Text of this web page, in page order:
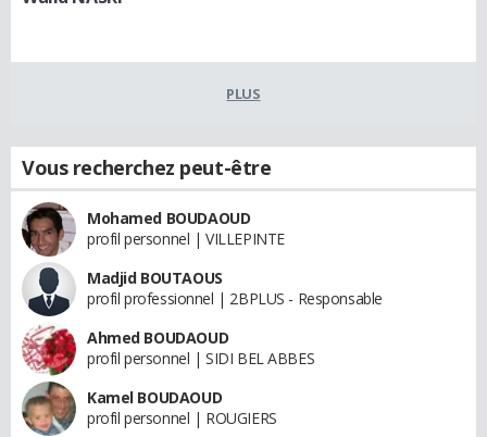
PLUS
Vous recherchez peut-être
Mohamed BOUDAOUD
profil personnel | VILLEPINTE
Madjid BOUTAOUS
profil professionnel | 2BPLUS - Responsable
Ahmed BOUDAOUD
profil personnel | SIDI BEL ABBES
Kamel BOUDAOUD
profil personnel | ROUGIERS